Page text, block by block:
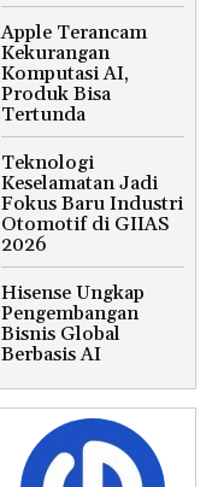
Apple Terancam
Kekurangan
Komputasi AI,
Produk Bisa
Tertunda
Teknologi
Keselamatan Jadi
Fokus Baru Industri
Otomotif di GIIAS
2026
Hisense Ungkap
Pengembangan
Bisnis Global
Berbasis AI